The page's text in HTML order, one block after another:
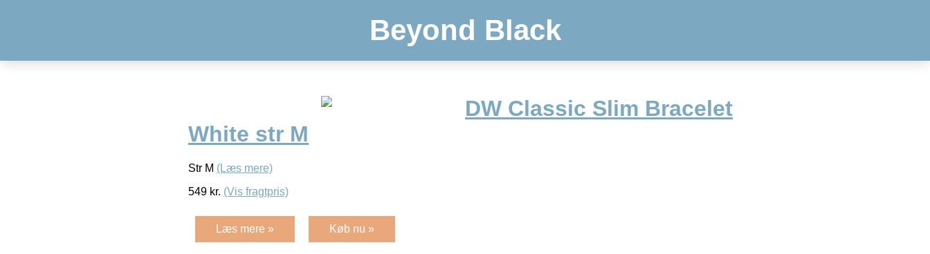
Beyond Black
DW Classic Slim Bracelet
White str M
Str M (Læs mere)
549 kr. (Vis fragtpris)
Læs mere » Køb nu »